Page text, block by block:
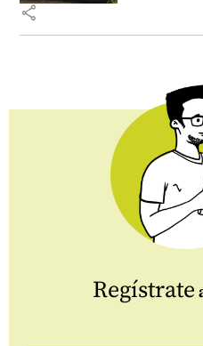
share
Regístrate